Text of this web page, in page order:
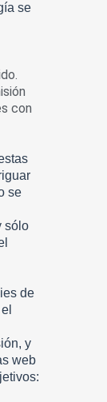
se
con
se
sólo
de
y
web